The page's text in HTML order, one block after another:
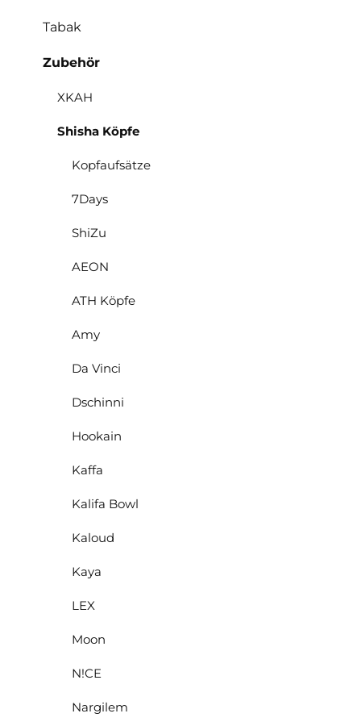
Tabak
Zubehör
XKAH
Shisha Köpfe
Kopfaufsätze
7Days
ShiZu
AEON
ATH Köpfe
Amy
Da Vinci
Dschinni
Hookain
Kaffa
Kalifa Bowl
Kaloud
Kaya
LEX
Moon
N!CE
Nargilem